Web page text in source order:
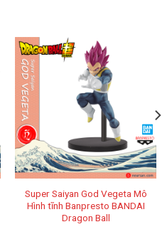
Super Saiyan God Vegeta Mô
Hình tĩnh Banpresto BANDAI
Dragon Ball